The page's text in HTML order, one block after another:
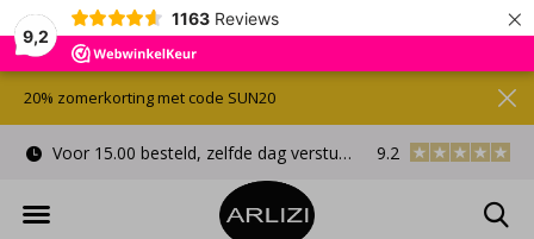
9,2
1163 Reviews ×
Voor 15.00 besteld, zelfde dag verstuurd Gratis
9.2
20% zomerkorting met code SUN20